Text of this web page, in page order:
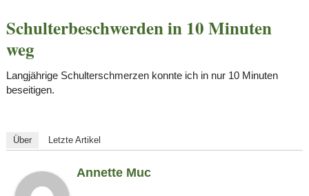
Schulterbeschwerden in 10 Minuten
weg
Langjährige Schulterschmerzen konnte ich in nur 10 Minuten
beseitigen.
Über Letzte Artikel
Annette Muc